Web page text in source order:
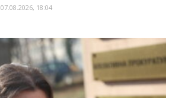
07.08.2026, 18:04